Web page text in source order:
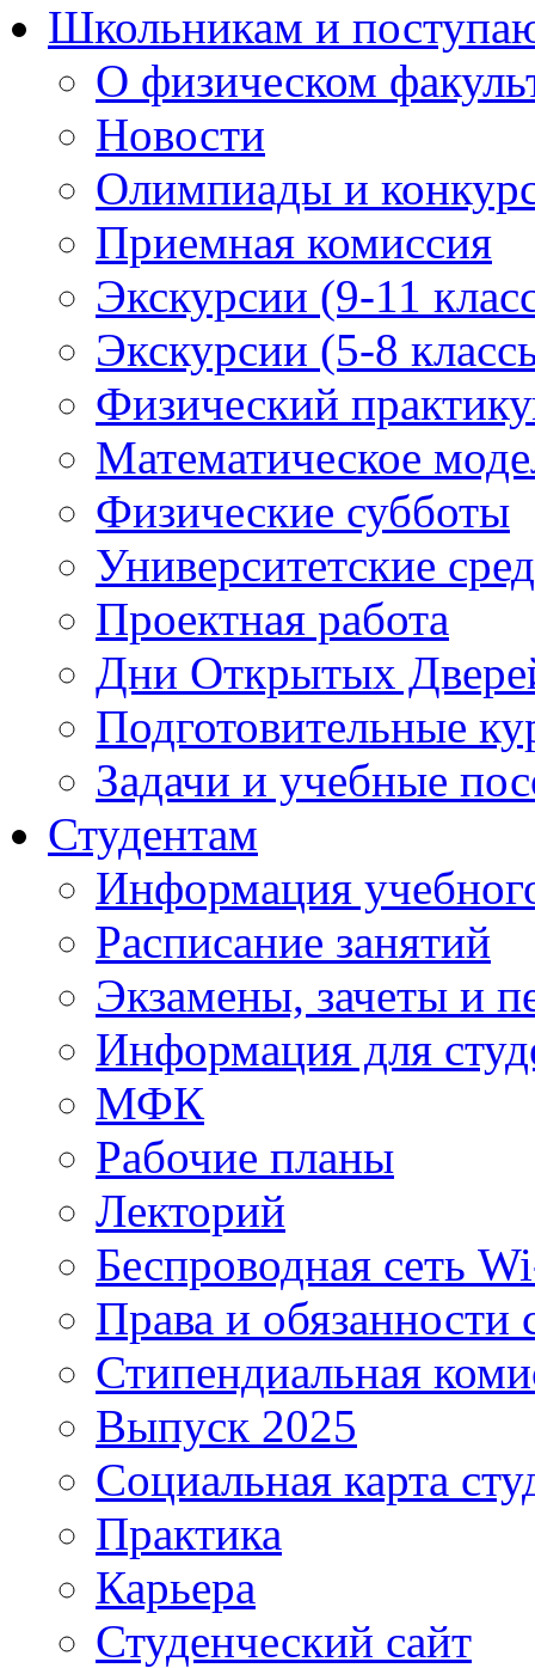
Школьникам и
О физическом
Новости
Олимпиады и
Приемная комиссия
Экскурсии (9-11
Экскурсии (5-8
Физический
Математическое
Физические субботы
Университетские
Проектная работа
Дни Открытых
Подготовительные
Задачи и учебные
Студентам
Информация
Расписание занятий
Экзамены, зачеты и
Информация для
МФК
Рабочие планы
Лекторий
Беспроводная сеть
Права и обязанности
Стипендиальная
Выпуск 2025
Социальная карта
Практика
Карьера
Студенческий сайт